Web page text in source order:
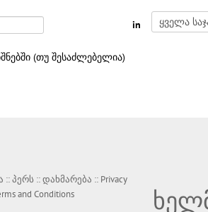
in
(თუ შესაძლებელია)
::პერს ::დახმარება :: Privacy
and Conditions